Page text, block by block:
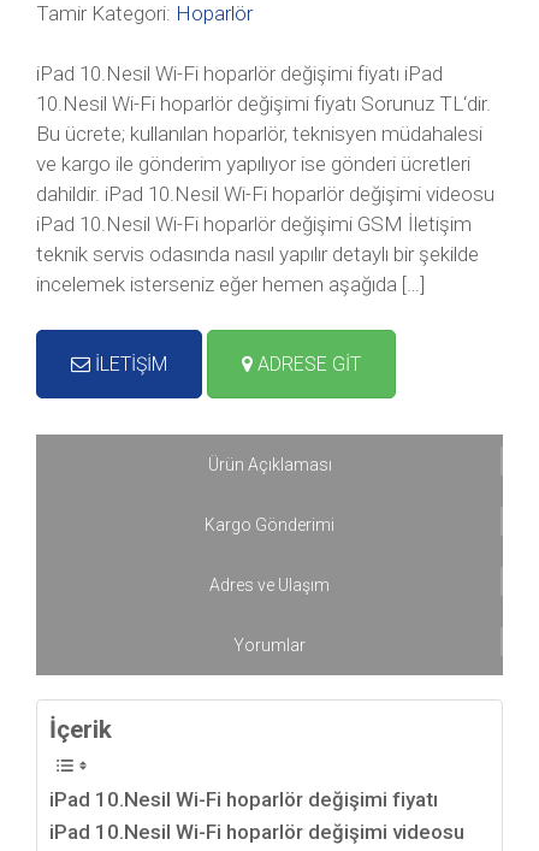
Tamir Kategori: Hoparlör
iPad 10.Nesil Wi-Fi hoparlör değişimi fiyatı iPad
10.Nesil Wi-Fi hoparlör değişimi fiyatı Sorunuz TL‘dir.
Bu ücrete; kullanılan hoparlör, teknisyen müdahalesi
ve kargo ile gönderim yapılıyor ise gönderi ücretleri
dahildir. iPad 10.Nesil Wi-Fi hoparlör değişimi videosu
iPad 10.Nesil Wi-Fi hoparlör değişimi GSM İletişim
teknik servis odasında nasıl yapılır detaylı bir şekilde
incelemek isterseniz eğer hemen aşağıda […]
İLETİŞİM ADRESE GİT
Ürün Açıklaması
Kargo Gönderimi
Adres ve Ulaşım
Yorumlar
İçerik
iPad 10.Nesil Wi-Fi hoparlör değişimi fiyatı
iPad 10.Nesil Wi-Fi hoparlör değişimi videosu